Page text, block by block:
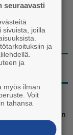
– Ilkivallan
seuraavasti
sivuista, joilla
ja
ja
myös ilman
Voit
tahansa